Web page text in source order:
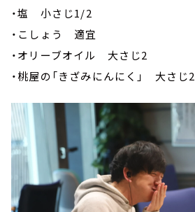
・塩 小さじ1/2
・こしょう 適宜
・オリーブオイル 大さじ2
・桃屋の「きざみにんにく」 大さじ2